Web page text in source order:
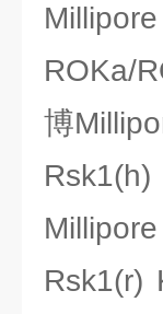
ROKa/
博
Rsk1(r)